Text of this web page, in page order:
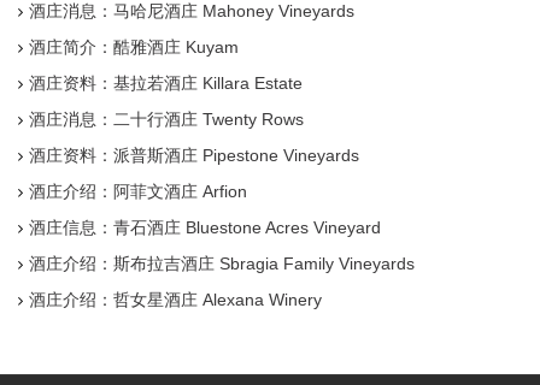
酒庄消息：马哈尼酒庄 Mahoney Vineyards
酒庄简介：酷雅酒庄 Kuyam
酒庄资料：基拉若酒庄 Killara Estate
酒庄消息：二十行酒庄 Twenty Rows
酒庄资料：派普斯酒庄 Pipestone Vineyards
酒庄介绍：阿菲文酒庄 Arfion
酒庄信息：青石酒庄 Bluestone Acres Vineyard
酒庄介绍：斯布拉吉酒庄 Sbragia Family Vineyards
酒庄介绍：哲女星酒庄 Alexana Winery